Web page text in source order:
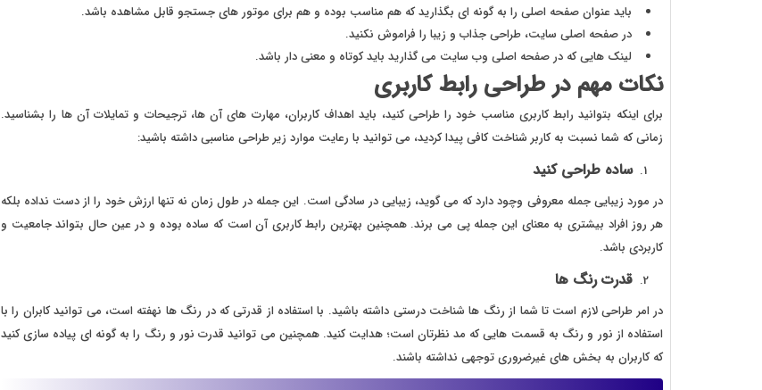
باید عنوان صفحه اصلی را به گونه ای بگذارید که هم مناسب بوده و هم برای موتور های جستجو قابل مشاهده باشد.
در صفحه اصلی سایت، طراحی جذاب و زیبا را فراموش نکنید.
لینک هایی که در صفحه اصلی وب سایت می گذارید باید کوتاه و معنی دار باشد.
نکات مهم در طراحی رابط کاربری
برای اینکه بتوانید رابط کاربری مناسب خود را طراحی کنید، باید اهداف کاربران، مهارت های آن ها، ترجیحات و تمایلات آن ها را بشناسید.
زمانی که شما نسبت به کاربر شناخت کافی پیدا کردید، می توانید با رعایت موارد زیر طراحی مناسبی داشته باشید:
ساده طراحی کنید
در مورد زیبایی جمله معروفی وچود دارد که می گوید، زیبایی در سادگی است. این جمله در طول زمان نه تنها ارزش خود را از دست نداده بلکه
هر روز افراد بیشتری به معنای این جمله پی می برند. همچنین بهترین رابط کاربری آن است که ساده بوده و در عین حال بتواند جامعیت و
کاربردی باشد.
قدرت رنگ ها
در امر طراحی لازم است تا شما از رنگ ها شناخت درستی داشته باشید. با استفاده از قدرتی که در رنگ ها نهفته است، می توانید کابران را با
استفاده از نور و رنگ به قسمت هایی که مد نظرتان است؛ هدایت کنید. همچنین می توانید قدرت نور و رنگ را به گونه ای پیاده سازی کنید
که کاربران به بخش های غیرضروری توجهی نداشته باشند.